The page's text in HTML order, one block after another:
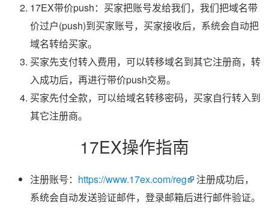
17EX带价push：买家把账号发给我们，我们把域名带
价过户(push)到买家账号，买家接收后，系统会自动把
域名转给买家。
买家先支付转入费用，可以转移域名到其它注册商，转
入成功后，再进行带价push交易。
买家先付全款，可以给域名转移密码，买家自行转入到
其它注册商。
17EX操作指南
注册账号： https://www.17ex.com/reg
注册成功后，
系统会自动发送验证邮件，登录邮箱后进行邮件验证。